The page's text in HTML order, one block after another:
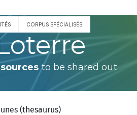
CORPUS SPÉCIALISÉS
to be shared out
(thesaurus)